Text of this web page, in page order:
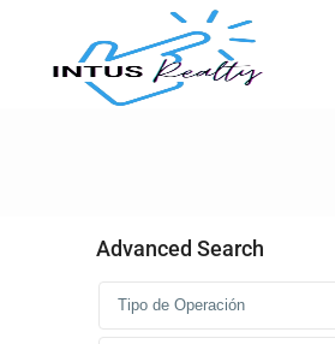
Advanced Search
Tipo de Operación